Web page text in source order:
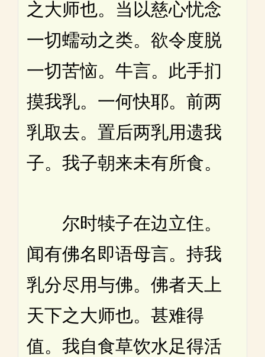
之大师也。当以慈心忧念
一切蠕动之类。欲令度脱
一切苦恼。牛言。此手扪
摸我乳。一何快耶。前两
乳取去。置后两乳用遗我
子。我子朝来未有所食。
尔时犊子在边立住。
闻有佛名即语母言。持我
乳分尽用与佛。佛者天上
天下之大师也。甚难得
值。我自食草饮水足得活